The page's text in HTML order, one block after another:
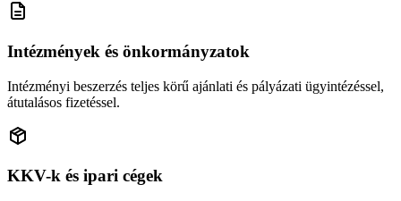
Intézmények és önkormányzatok
Intézményi beszerzés teljes körű ajánlati és pályázati ügyintézéssel,
átutalásos fizetéssel.
KKV-k és ipari cégek